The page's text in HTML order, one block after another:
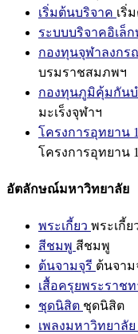
เริ่มต้นบริจาค เริ่
ระบบบริจาคอิเล็
กองทุนจุฬาลงก
บรมราชสมภพฯ
กองทุนภูมิคุ้มกันบ
มะเร็งจุฬาฯ
โครงการอุทยาน
โครงการอุทยาน
อัตลักษณ์มหาวิทยาลัย
พระเกี้ยว พระเกี้ย
สีชมพู สีชมพู
ต้นจามจุรี ต้นจาม
เสื้อครุยพระราช
ชุดนิสิต ชุดนิสิต
เพลงมหาวิทยาลัย